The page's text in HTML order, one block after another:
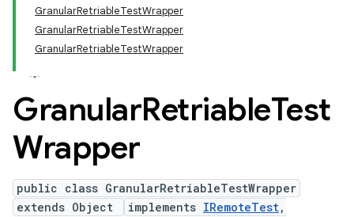
GranularRetriableTestWrapper
GranularRetriableTestWrapper
GranularRetriableTestWrapper
GranularRetriableTest
Wrapper
public class GranularRetriableTestWrapper
extends Object
implements IRemoteTest,